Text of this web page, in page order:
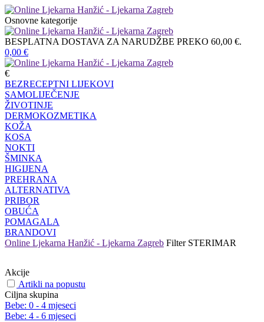
Osnovne kategorije
BESPLATNA DOSTAVA ZA NARUDŽBE PREKO 60,00 €.
0,00 €
€
BEZRECEPTNI LIJEKOVI
SAMOLIJEČENJE
ŽIVOTINJE
DERMOKOZMETIKA
KOŽA
KOSA
NOKTI
ŠMINKA
HIGIJENA
PREHRANA
ALTERNATIVA
PRIBOR
OBUĆA
POMAGALA
BRANDOVI
Online Ljekarna Hanžić - Ljekarna Zagreb Filter STERIMAR
Akcije
Artikli na popustu
Ciljna skupina
Bebe: 0 - 4 mjeseci
Bebe: 4 - 6 mjeseci